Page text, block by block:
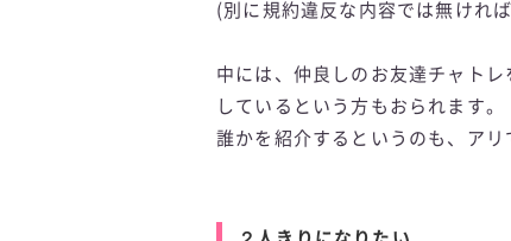
(別に規約違反な内容では無けれ
中には、仲良しのお友達チャト
しているという方もおられます。
誰かを紹介するというのも、ア